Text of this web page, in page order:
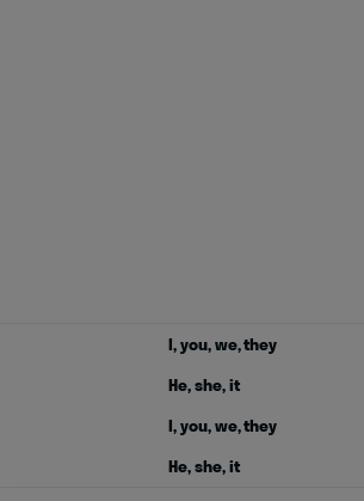
I, you, we, they
He, she, it
I, you, we, they
He, she, it